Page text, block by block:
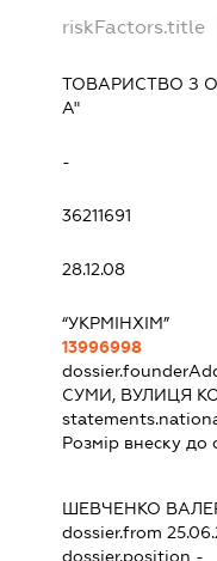
riskFactors.title
ТОВАРИСТВО З
А"
-
36211691
28.12.08
“УКРМІНХІМ”
13996998
СУМИ, ВУЛИЦЯ
Розмір внеску до
ШЕВЧЕНКО
dossier.from
dossier.position -